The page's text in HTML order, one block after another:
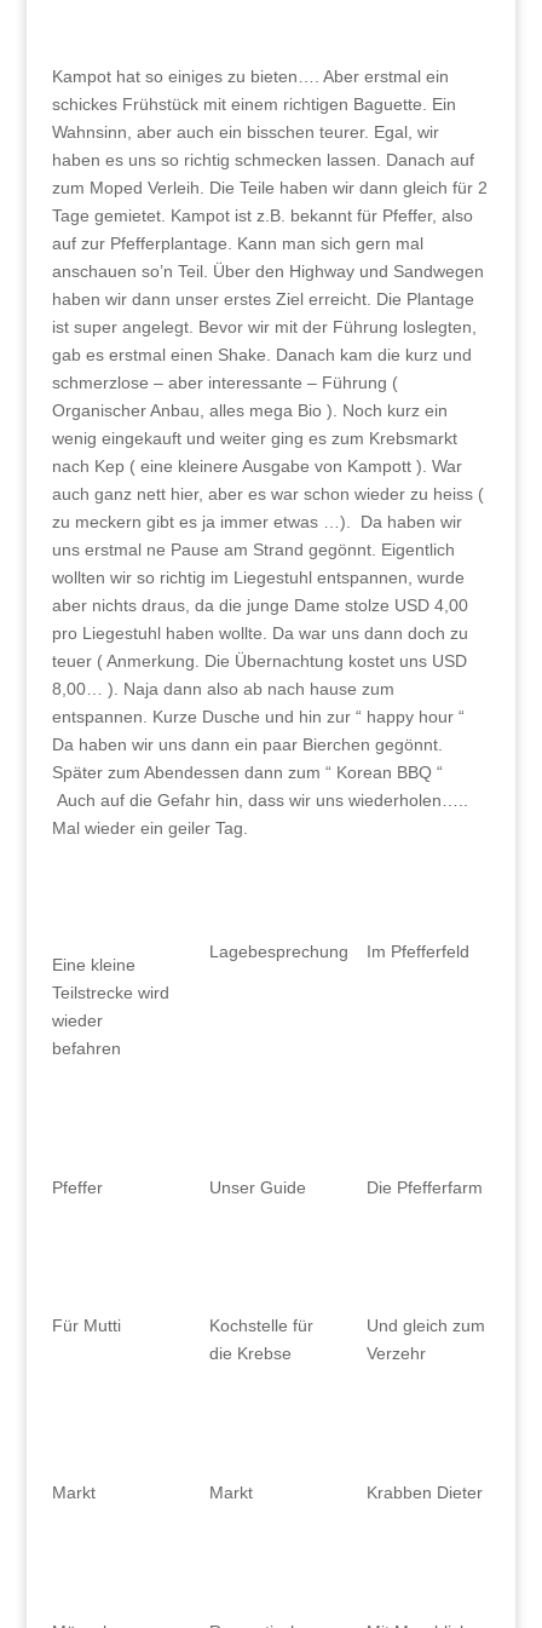
Kampot hat so einiges zu bieten…. Aber erstmal ein
schickes Frühstück mit einem richtigen Baguette. Ein
Wahnsinn, aber auch ein bisschen teurer. Egal, wir
haben es uns so richtig schmecken lassen. Danach auf
zum Moped Verleih. Die Teile haben wir dann gleich für 2
Tage gemietet. Kampot ist z.B. bekannt für Pfeffer, also
auf zur Pfefferplantage. Kann man sich gern mal
anschauen so’n Teil. Über den Highway und Sandwegen
haben wir dann unser erstes Ziel erreicht. Die Plantage
ist super angelegt. Bevor wir mit der Führung loslegten,
gab es erstmal einen Shake. Danach kam die kurz und
schmerzlose – aber interessante – Führung (
Organischer Anbau, alles mega Bio ). Noch kurz ein
wenig eingekauft und weiter ging es zum Krebsmarkt
nach Kep ( eine kleinere Ausgabe von Kampott ). War
auch ganz nett hier, aber es war schon wieder zu heiss (
zu meckern gibt es ja immer etwas …). Da haben wir
uns erstmal ne Pause am Strand gegönnt. Eigentlich
wollten wir so richtig im Liegestuhl entspannen, wurde
aber nichts draus, da die junge Dame stolze USD 4,00
pro Liegestuhl haben wollte. Da war uns dann doch zu
teuer ( Anmerkung. Die Übernachtung kostet uns USD
8,00… ). Naja dann also ab nach hause zum
entspannen. Kurze Dusche und hin zur “ happy hour “
Da haben wir uns dann ein paar Bierchen gegönnt.
Später zum Abendessen dann zum “ Korean BBQ “
Auch auf die Gefahr hin, dass wir uns wiederholen…..
Mal wieder ein geiler Tag.
Eine kleine
Teilstrecke wird
wieder
befahren
Lagebesprechung Im Pfefferfeld
Pfeffer Unser Guide Die Pfefferfarm
Für Mutti
Kochstelle für
die Krebse
Und gleich zum
Verzehr
Markt Markt Krabben Dieter